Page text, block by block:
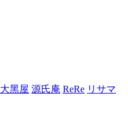
大黑屋 源氏庵 ReRe リサマ